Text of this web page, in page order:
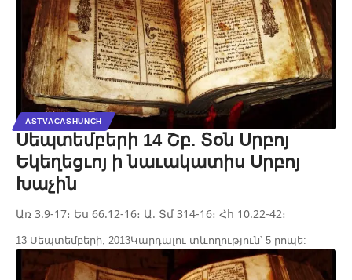
ASTVACASHUNCH
Սեպտեմբերի 14 Շբ. Տօն Սրբոյ
Եկեղեցւոյ ի նաւակատիս Սրբոյ
Խաչին
Առ 3.9-17։ Ես 66.12-16։ Ա. Տմ 314-16։ Հհ 10.22-42։
13 Սեպտեմբերի, 2013Կարդալու տևողություն՝ 5 րոպե: